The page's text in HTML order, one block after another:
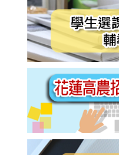
學系 - 足球組
- 足球組
系 - 足球組
士原住民專班
產系
生產系